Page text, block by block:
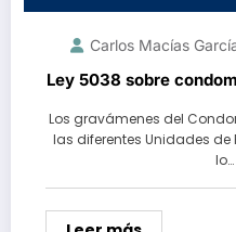
Carlos Macías
Ley 5038 sobre
Los gravámenes del
las diferentes Unidades de
lo…